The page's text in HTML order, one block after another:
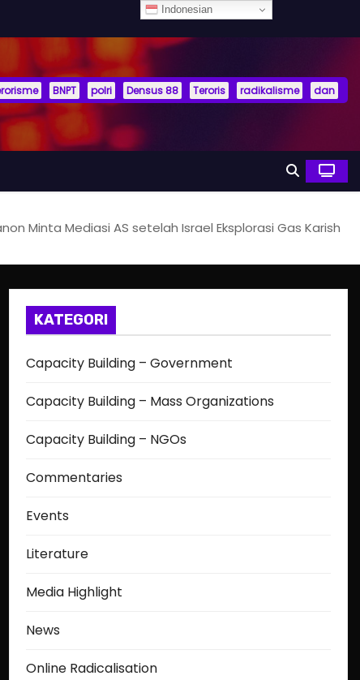
BNPT polri Densus 88 Teroris radikalisme dan
Minta Mediasi AS setelah Israel Eksplorasi Gas Karish
KATEGORI
Capacity Building – Government
Capacity Building – Mass Organizations
Capacity Building – NGOs
Commentaries
Events
Literature
Media Highlight
News
Online Radicalisation
Indonesian